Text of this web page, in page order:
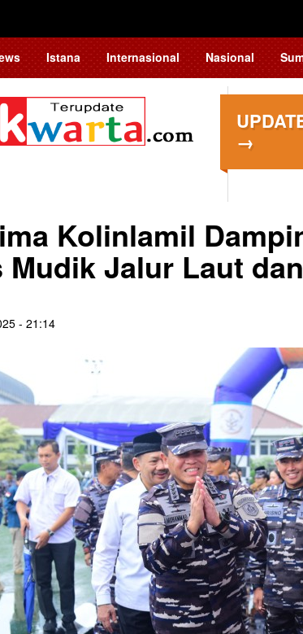
Istana Internasional Nasional
→
Kolinlamil
Mudik Jalur Laut
- 21:14